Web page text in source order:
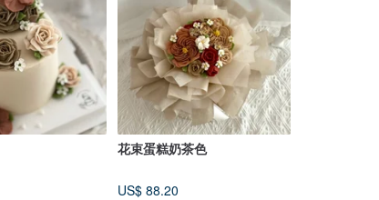
花束蛋糕奶茶色
US$ 88.20